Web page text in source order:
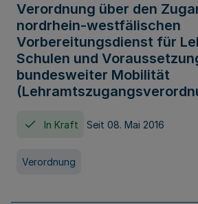
Verordnung über den
nordrhein-westfälischen
Vorbereitungsdienst für
Schulen und
bundesweiter Mobilität
In Kraft Seit 08. Mai 2016
Verordnung